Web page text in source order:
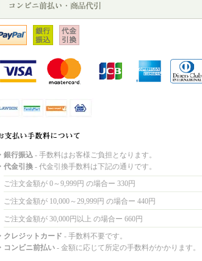
銀行振込 - 手数料はお客様ご負担となります。
代金引換 - 代金引換手数料は下記の通りです。
ご注文金額が 0～9,999円 の場合ー 330円
ご注文金額が 10,000～29,999円 の場合ー 440円
ご注文金額が 30,000円以上 の場合ー 660円
クレジットカード - 手数料不要です。
コンビニ前払い - 金額に応じて所定の手数料がかかります。